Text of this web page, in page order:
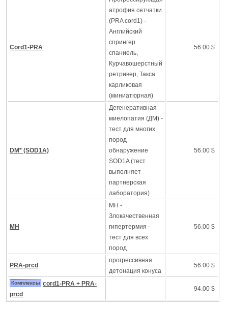
Cord1-PRA
атрофия сетчатки
(PRA cord1) -
Английский
спрингер
спаниель,
Курчавошерстный
ретривер, Такса
карликовая
(миниатюрная)
56.00 $
DM* (SOD1A)
Дегенеративная
миелопатия (ДМ) -
тест для многих
пород -
обнаружение
SOD1A (тест
выполняет
партнерская
лаборатория)
56.00 $
MH
MH -
Злокачественная
гипертермия -
тест для всех
пород
56.00 $
PRA-prcd
прогрессивная
детонация конуса
56.00 $
Комплексы cord1-PRA + PRA-
prcd
94.00 $